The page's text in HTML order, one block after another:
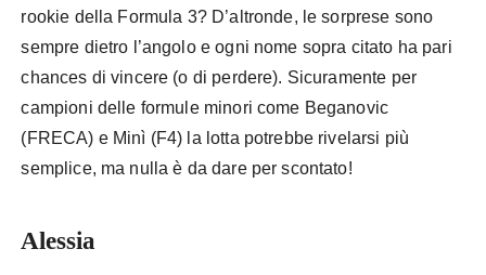
rookie della Formula 3? D’altronde, le sorprese sono
sempre dietro l’angolo e ogni nome sopra citato ha pari
chances di vincere (o di perdere). Sicuramente per
campioni delle formule minori come Beganovic
(FRECA) e Minì (F4) la lotta potrebbe rivelarsi più
semplice, ma nulla è da dare per scontato!
Alessia